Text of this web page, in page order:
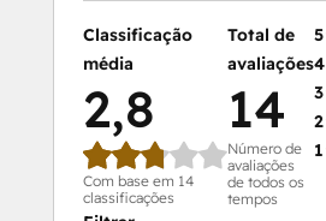
Classificação
média
2,8
Com base em 14
classificações
Total de
avaliações
14
Número de
avaliações
de todos os
tempos
5
4
3
2
1